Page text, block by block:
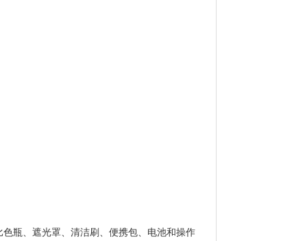
瓶、遮光罩、清洁刷、便携包、电池和操作